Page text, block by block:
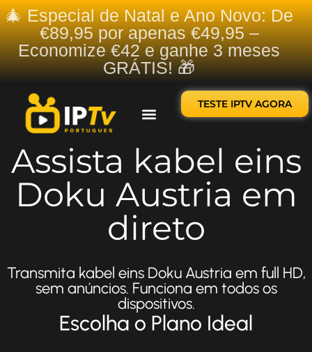
🎄 Especial de Natal e Ano Novo: De
€89,95 por apenas €49,95 –
Economize €42 e ganhe 3 meses
GRÁTIS! 🎁
TESTE IPTV AGORA
Assista kabel eins
Doku Austria em
direto
Transmita kabel eins Doku Austria em full HD,
sem anúncios. Funciona em todos os
dispositivos.
Escolha o Plano Ideal